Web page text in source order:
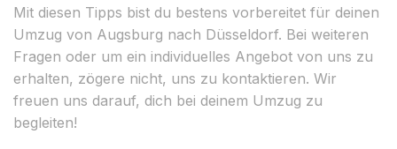
Mit diesen Tipps bist du bestens vorbereitet für deinen
Umzug von Augsburg nach Düsseldorf. Bei weiteren
Fragen oder um ein individuelles Angebot von uns zu
erhalten, zögere nicht, uns zu kontaktieren. Wir
freuen uns darauf, dich bei deinem Umzug zu
begleiten!